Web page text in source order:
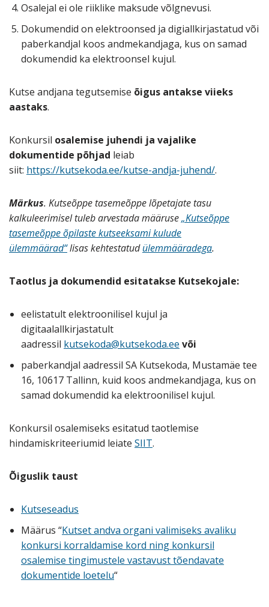
Osalejal ei ole riiklike maksude võlgnevusi.
Dokumendid on elektroonsed ja digiallkirjastatud või
paberkandjal koos andmekandjaga, kus on samad
dokumendid ka elektroonsel kujul.
Kutse andjana tegutsemise õigus antakse viieks
aastaks.
Konkursil osalemise juhendi ja vajalike
dokumentide põhjad leiab
siit: https://kutsekoda.ee/kutse-andja-juhend/.
Märkus. Kutseõppe tasemeõppe lõpetajate tasu
kalkuleerimisel tuleb arvestada määruse„Kutseõppe
tasemeõppe õpilaste kutseeksami kulude
ülemmäärad“lisas kehtestatudülemmääradega.
Taotlus ja dokumendid esitatakse Kutsekojale:
eelistatult elektroonilisel kujul ja
digitaalallkirjastatult
aadressil kutsekoda@kutsekoda.ee või
paberkandjal aadressil SA Kutsekoda, Mustamäe tee
16, 10617 Tallinn, kuid koos andmekandjaga, kus on
samad dokumendid ka elektroonilisel kujul.
Konkursil osalemiseks esitatud taotlemise
hindamiskriteeriumid leiate SIIT.
Õiguslik taust
Kutseseadus
Määrus “Kutset andva organi valimiseks avaliku
konkursi korraldamise kord ning konkursil
osalemise tingimustele vastavust tõendavate
dokumentide loetelu“